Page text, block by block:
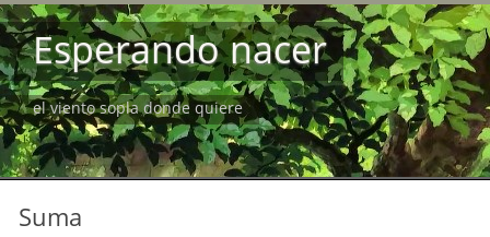
Esperando nacer
el viento sopla donde quiere
Suma